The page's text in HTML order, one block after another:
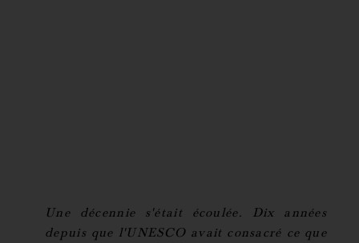
Une décennie s'était écoulée. Dix années
depuis que l'UNESCO avait consacré ce que